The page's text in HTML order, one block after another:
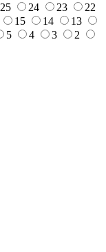
25 24 23
22
15 14
13
5 4 3
2